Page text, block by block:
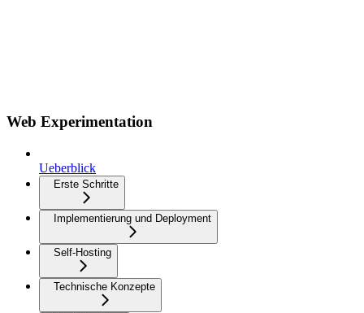
Web Experimentation
Ueberblick
Erste Schritte
Implementierung und Deployment
Self-Hosting
Technische Konzepte